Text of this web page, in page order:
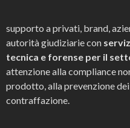
supporto a privati, brand,
autorità giudiziarie con
tecnica e forense per il
attenzione alla compliance
prodotto, alla prevenzione
contraffazione.